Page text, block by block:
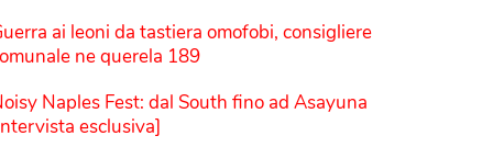
ai leoni da tastiera omofobi, consigliere
ne querela 189
Naples Fest: dal South fino ad Asayuna
esclusiva]